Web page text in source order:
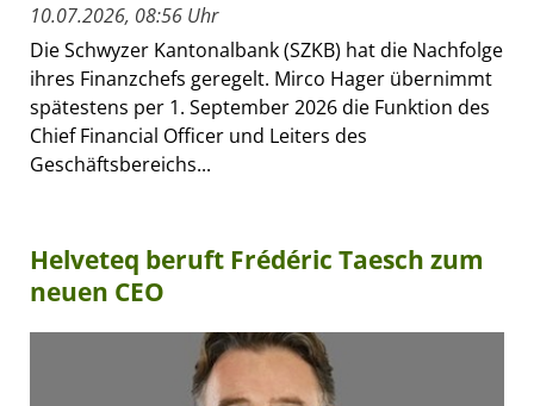
10.07.2026, 08:56 Uhr
Die Schwyzer Kantonalbank (SZKB) hat die Nachfolge
ihres Finanzchefs geregelt. Mirco Hager übernimmt
spätestens per 1. September 2026 die Funktion des
Chief Financial Officer und Leiters des
Geschäftsbereichs...
Helveteq beruft Frédéric Taesch zum
neuen CEO